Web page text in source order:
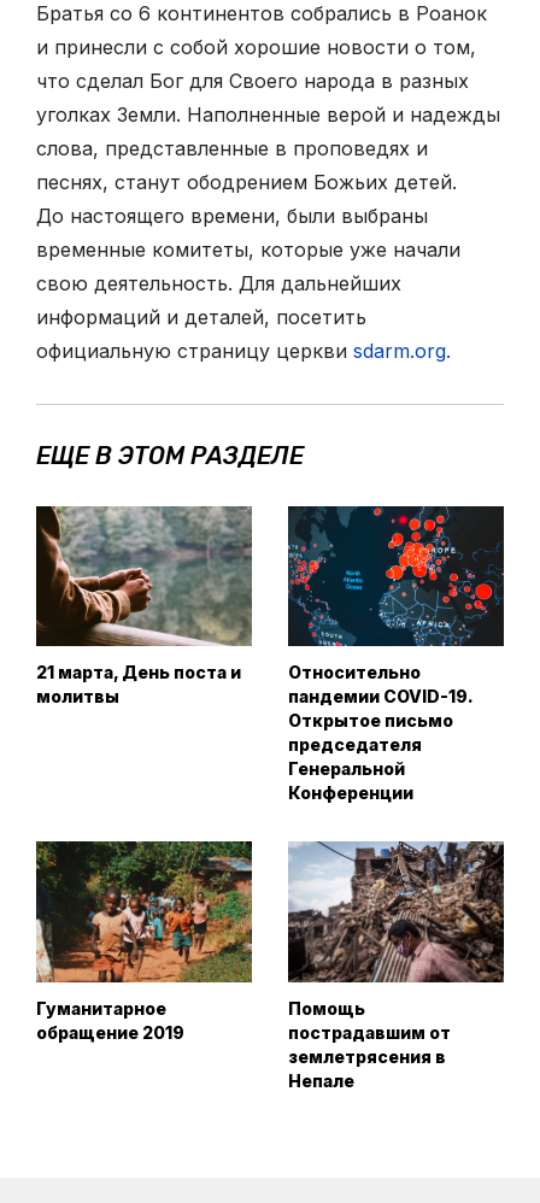
Братья со 6 континентов собрались в Роанок
и принесли с собой хорошие новости о том,
что сделал Бог для Своего народа в разных
уголках Земли. Наполненные верой и надежды
слова, представленные в проповедях и
песнях, станут ободрением Божьих детей.
До настоящего времени, были выбраны
временные комитеты, которые уже начали
свою деятельность. Для дальнейших
информаций и деталей, посетить
официальную страницу церкви sdarm.org.
ЕЩЕ В ЭТОМ РАЗДЕЛЕ
21 марта, День поста и
молитвы
Относительно
пандемии COVID-19.
Открытое письмо
председателя
Генеральной
Конференции
Гуманитарное
обращение 2019
Помощь
пострадавшим от
землетрясения в
Непале